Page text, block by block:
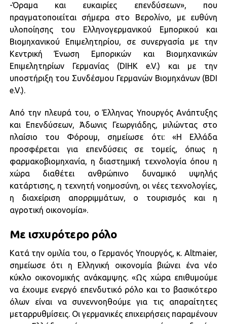
-Όραμα και ευκαιρίες επενδύσεων», που
πραγματοποιείται σήμερα στο Βερολίνο, με ευθύνη
υλοποίησης του Ελληνογερμανικού Εμπορικού και
Βιομηχανικού Επιμελητηρίου, σε συνεργασία με την
Κεντρική Ένωση Εμπορικών και Βιομηχανικών
Επιμελητηρίων Γερμανίας (DIHK e.V.) και με την
υποστήριξη του Συνδέσμου Γερμανών Βιομηχάνων (BDI
e.V.).
Από την πλευρά του, ο Έλληνας Υπουργός Ανάπτυξης
και Επενδύσεων, Άδωνις Γεωργιάδης, μιλώντας στο
πλαίσιο του Φόρουμ, σημείωσε ότι: «Η Ελλάδα
προσφέρεται για επενδύσεις σε τομείς, όπως η
φαρμακοβιομηχανία, η διαστημική τεχνολογία όπου η
χώρα διαθέτει ανθρώπινο δυναμικό υψηλής
κατάρτισης, η τεχνητή νοημοσύνη, οι νέες τεχνολογίες,
η διαχείριση απορριμμάτων, ο τουρισμός και η
αγροτική οικονομία».
Με ισχυρότερο ρόλο
Κατά την ομιλία του, ο Γερμανός Υπουργός, κ. Altmaier,
σημείωσε ότι η Ελληνική οικονομία βιώνει ένα νέο
κύκλο οικονομικής ανάκαμψης. «Ως χώρα επιθυμούμε
να έχουμε ενεργό επενδυτικό ρόλο και το βασικότερο
όλων είναι να συνεννοηθούμε για τις απαραίτητες
μεταρρυθμίσεις. Οι γερμανικές επιχειρήσεις παραμένουν